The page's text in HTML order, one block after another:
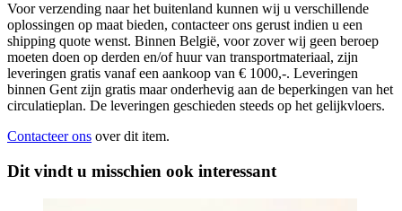
Voor verzending naar het buitenland kunnen wij u verschillende
oplossingen op maat bieden, contacteer ons gerust indien u een
shipping quote wenst. Binnen België, voor zover wij geen beroep
moeten doen op derden en/of huur van transportmateriaal, zijn
leveringen gratis vanaf een aankoop van € 1000,-. Leveringen
binnen Gent zijn gratis maar onderhevig aan de beperkingen van het
circulatieplan. De leveringen geschieden steeds op het gelijkvloers.
Contacteer ons over dit item.
Dit vindt u misschien ook interessant